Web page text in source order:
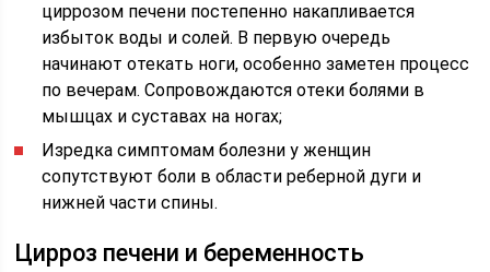
циррозом печени постепенно накапливается
избыток воды и солей. В первую очередь
начинают отекать ноги, особенно заметен процесс
по вечерам. Сопровождаются отеки болями в
мышцах и суставах на ногах;
Изредка симптомам болезни у женщин
сопутствуют боли в области реберной дуги и
нижней части спины.
Цирроз печени и беременность